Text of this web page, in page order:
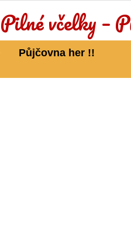
Půjčovna her !!